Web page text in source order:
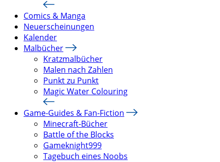
Comics & Manga
Neuerscheinungen
Kalender
Malbücher
Kratzmalbücher
Malen nach Zahlen
Punkt zu Punkt
Magic Water Colouring
Game-Guides & Fan-Fiction
Minecraft-Bücher
Battle of the Blocks
Gameknight999
Tagebuch eines Noobs